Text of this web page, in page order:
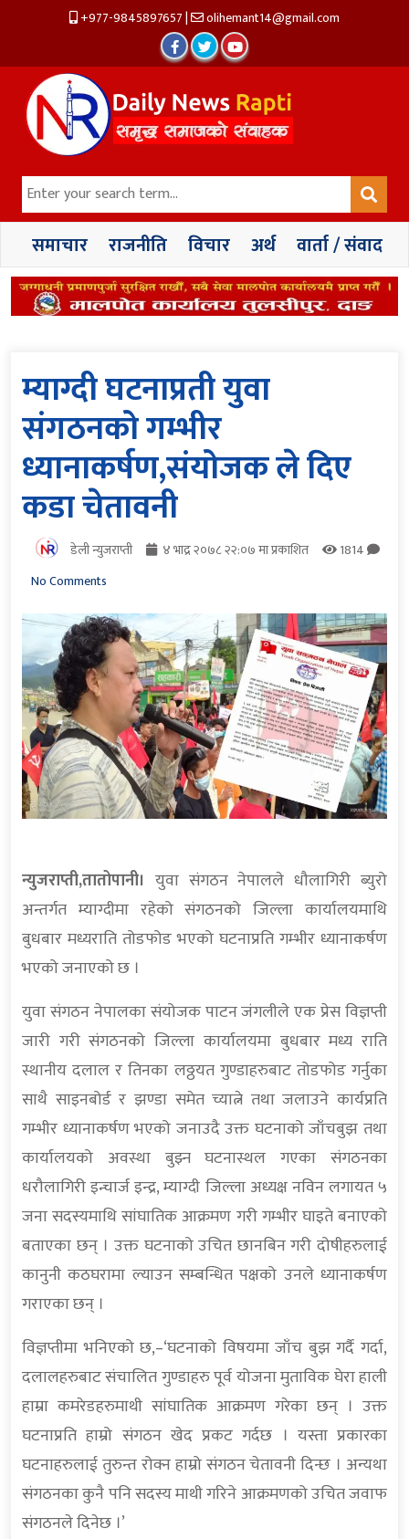
+977-9845897657| olihemant14@gmail.com
समाचार राजनीति विचार अर्थ वार्ता / संवाद
म्याग्दी घटनाप्रती युवा
संगठनको गम्भीर
ध्यानाकर्षण,संयोजक ले दिए
कडा चेतावनी
डेली न्युजराप्ती ४ भाद्र २०७८ २२:०७ मा प्रकाशित
1814
No Comments
न्युजराप्ती,तातोपानी। युवा संगठन नेपालले धौलागिरी ब्युरो
अन्तर्गत म्याग्दीमा रहेको संगठनको जिल्ला कार्यालयमाथि
बुधबार मध्यराति तोडफोड भएको घटनाप्रति गम्भीर ध्यानाकर्षण
भएको जनाएको छ ।
युवा संगठन नेपालका संयोजक पाटन जंगलीले एक प्रेस विज्ञप्ती
जारी गरी संगठनको जिल्ला कार्यालयमा बुधबार मध्य राति
स्थानीय दलाल र तिनका लठ्ठयत गुण्डाहरुबाट तोडफोड गर्नुका
साथै साइनबोर्ड र झण्डा समेत च्यात्ने तथा जलाउने कार्यप्रति
गम्भीर ध्यानाकर्षण भएको जनाउदै उक्त घटनाको जाँचबुझ तथा
कार्यालयको अवस्था बुझ्न घटनास्थल गएका संगठनका
धरौलागिरी इन्चार्ज इन्द्र, म्याग्दी जिल्ला अध्यक्ष नविन लगायत ५
जना सदस्यमाथि सांघातिक आक्रमण गरी गम्भीर घाइते बनाएको
बताएका छन् । उक्त घटनाको उचित छानबिन गरी दोषीहरुलाई
कानुनी कठघरामा ल्याउन सम्बन्धित पक्षको उनले ध्यानाकर्षण
गराएका छन् ।
विज्ञप्तीमा भनिएको छ,–‘घटनाको विषयमा जाँच बुझ गर्दै गर्दा,
दलालहरुबाट संचालित गुण्डाहरु पूर्व योजना मुताविक घेरा हाली
हाम्रा कमरेडहरुमाथी सांघातिक आक्रमण गरेका छन् । उक्त
घटनाप्रति हाम्रो संगठन खेद प्रकट गर्दछ । यस्ता प्रकारका
घटनाहरुलाई तुरुन्त रोक्न हाम्रो संगठन चेतावनी दिन्छ । अन्यथा
संगठनका कुनै पनि सदस्य माथी गरिने आक्रमणको उचित जवाफ
संगठनले दिनेछ ।’